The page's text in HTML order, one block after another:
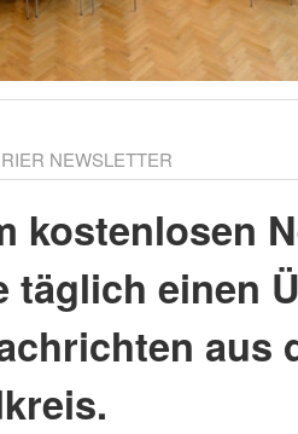
NEWSLETTER
kostenlosen
täglich einen
aus